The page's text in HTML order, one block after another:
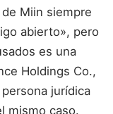
Miin siempre
abierto», pero
es una
Holdings Co.,
jurídica
mismo caso.